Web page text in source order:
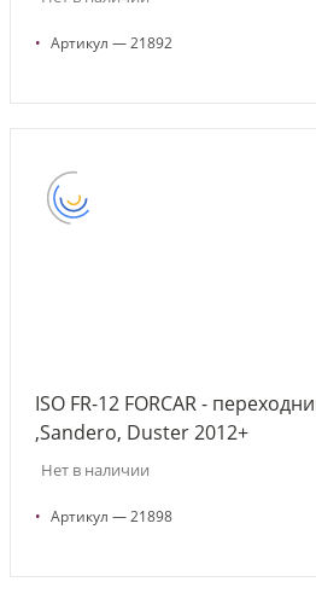
• Артикул — 21892
ISO FR-12 FORCAR -
,Sandero, Duster 2012+
Нет в наличии
• Артикул — 21898